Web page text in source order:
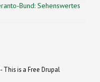
Bund: Sehenswertes
This is a Free Drupal